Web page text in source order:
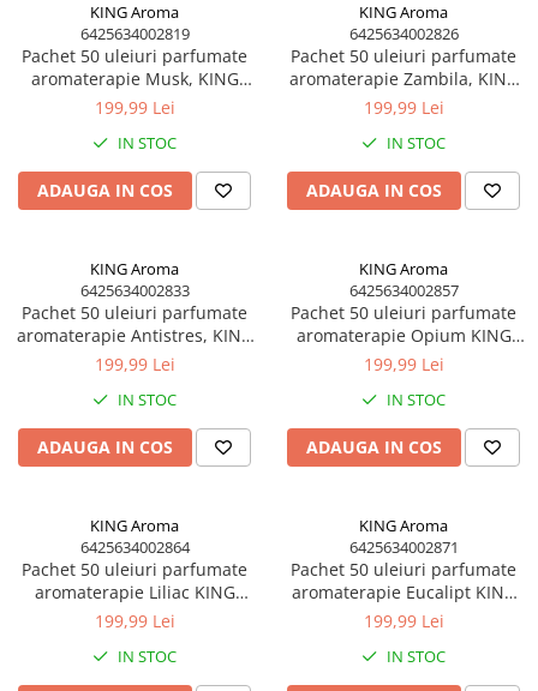
Profesionale
Flacoane & Recipiente
Cutii carton și soluții de expediere
Soluții Retail, B2B & Display
(Volume Mari)
Parfum pentru rufe (Bax/Vrac)
Uleiuri parfumate aromaterapie
Odorizante Auto cu Pulverizator
(Pachete/Bax)
PROMOTII
KING Aroma
6425634002819
Pachet 50 uleiuri parfumate
aromaterapie Musk, KING
Aroma, 10 ml
199,99 Lei
IN STOC
ADAUGA IN COS
KING Aroma
6425634002826
Pachet 50 uleiuri parfumate
aromaterapie Zambila, KING
Aroma, 10 ml
199,99 Lei
IN STOC
ADAUGA IN COS
KING Aroma
6425634002833
Pachet 50 uleiuri parfumate
aromaterapie Antistres, KING
Aroma, 10 ml
199,99 Lei
IN STOC
ADAUGA IN COS
KING Aroma
6425634002857
Pachet 50 uleiuri parfumate
aromaterapie Opium KING
Aroma, 10 ml
199,99 Lei
IN STOC
ADAUGA IN COS
KING Aroma
6425634002864
Pachet 50 uleiuri parfumate
aromaterapie Liliac KING
Aroma, 10 ml
199,99 Lei
IN STOC
KING Aroma
6425634002871
Pachet 50 uleiuri parfumate
aromaterapie Eucalipt KING
Aroma, 10 ml
199,99 Lei
IN STOC